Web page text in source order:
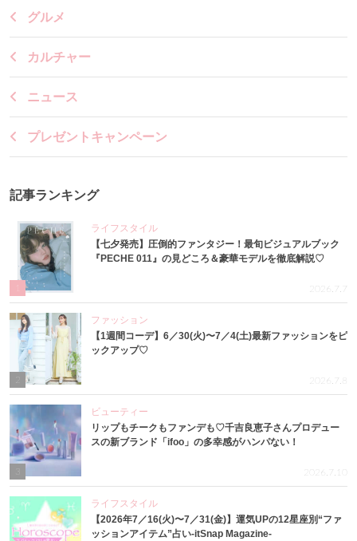
グルメ
カルチャー
ニュース
プレゼントキャンペーン
記事ランキング
ライフスタイル
【七夕発売】圧倒的ファンタジー！最旬ビジュアルブック
『PECHE 011』の見どころ＆豪華モデルを徹底解説♡
2026.7.7
2
ファッション
【1週間コーデ】6／30(火)〜7／4(土)最新ファッションをピ
ックアップ♡
2026.7.8
3
ビューティー
リップもチークもファンデも♡千吉良恵子さんプロデュー
スの新ブランド「ifoo」の多幸感がハンパない！
2026.7.10
ライフスタイル
【2026年7／16(火)〜7／31(金)】運気UPの12星座別“ファ
ッションアイテム”占い-itSnap Magazine-